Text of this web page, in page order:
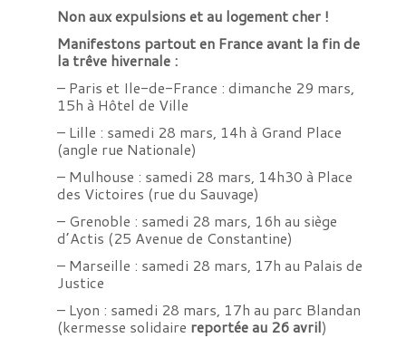
Non aux expulsions et au logement cher !
Manifestons partout en France avant la fin de
la trêve hivernale :
– Paris et Ile-de-France : dimanche 29 mars,
15h à Hôtel de Ville
– Lille : samedi 28 mars, 14h à Grand Place
(angle rue Nationale)
– Mulhouse : samedi 28 mars, 14h30 à Place
des Victoires (rue du Sauvage)
– Grenoble : samedi 28 mars, 16h au siège
d’Actis (25 Avenue de Constantine)
– Marseille : samedi 28 mars, 17h au Palais de
Justice
– Lyon : samedi 28 mars, 17h au parc Blandan
(kermesse solidaire reportée au 26 avril)